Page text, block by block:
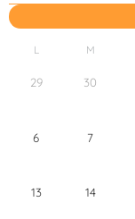
L M
29 30
6 7
13 14